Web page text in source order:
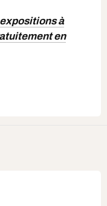
à
en